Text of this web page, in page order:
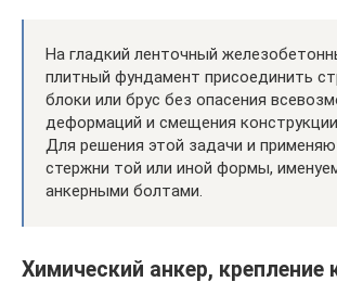
На гладкий ленточный
плитный фундамент присоединить
блоки или брус без опасения
деформаций и смещения
Для решения этой задачи и
стержни той или иной формы,
анкерными болтами.
Химический анкер, крепление